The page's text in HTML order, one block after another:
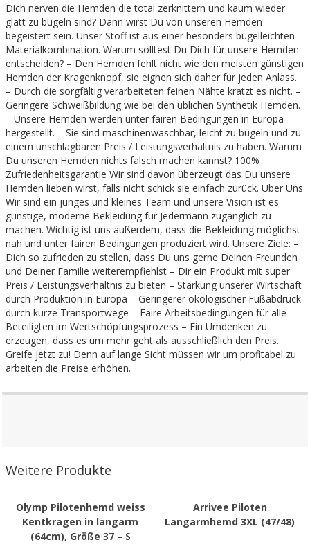
Dich nerven die Hemden die total zerknittern und kaum wieder
glatt zu bügeln sind? Dann wirst Du von unseren Hemden
begeistert sein. Unser Stoff ist aus einer besonders bügelleichten
Materialkombination. Warum solltest Du Dich für unsere Hemden
entscheiden? – Den Hemden fehlt nicht wie den meisten günstigen
Hemden der Kragenknopf, sie eignen sich daher für jeden Anlass.
– Durch die sorgfältig verarbeiteten feinen Nähte kratzt es nicht. –
Geringere Schweißbildung wie bei den üblichen Synthetik Hemden.
– Unsere Hemden werden unter fairen Bedingungen in Europa
hergestellt. – Sie sind maschinenwaschbar, leicht zu bügeln und zu
einem unschlagbaren Preis / Leistungsverhältnis zu haben. Warum
Du unseren Hemden nichts falsch machen kannst? 100%
Zufriedenheitsgarantie Wir sind davon überzeugt das Du unsere
Hemden lieben wirst, falls nicht schick sie einfach zurück. Über Uns
Wir sind ein junges und kleines Team und unsere Vision ist es
günstige, moderne Bekleidung für Jedermann zugänglich zu
machen. Wichtig ist uns außerdem, dass die Bekleidung möglichst
nah und unter fairen Bedingungen produziert wird. Unsere Ziele: –
Dich so zufrieden zu stellen, dass Du uns gerne Deinen Freunden
und Deiner Familie weiterempfiehlst – Dir ein Produkt mit super
Preis / Leistungsverhältnis zu bieten – Stärkung unserer Wirtschaft
durch Produktion in Europa – Geringerer ökologischer Fußabdruck
durch kurze Transportwege – Faire Arbeitsbedingungen für alle
Beteiligten im Wertschöpfungsprozess – Ein Umdenken zu
erzeugen, dass es um mehr geht als ausschließlich den Preis.
Greife jetzt zu! Denn auf lange Sicht müssen wir um profitabel zu
arbeiten die Preise erhöhen.
Weitere Produkte
Olymp Pilotenhemd weiss
Kentkragen in langarm
(64cm), Größe 37 – S
Arrivee Piloten
Langarmhemd 3XL (47/48)